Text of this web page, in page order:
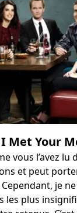
Met Your
vous l’avez lu
et peut
je
les plus